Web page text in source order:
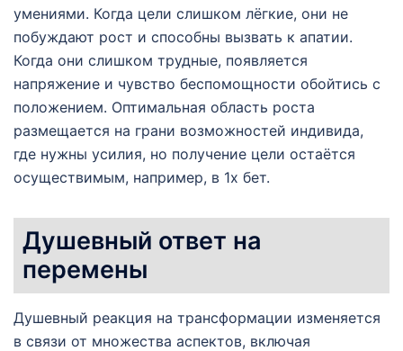
умениями. Когда цели слишком лёгкие, они не
побуждают рост и способны вызвать к апатии.
Когда они слишком трудные, появляется
напряжение и чувство беспомощности обойтись с
положением. Оптимальная область роста
размещается на грани возможностей индивида,
где нужны усилия, но получение цели остаётся
осуществимым, например, в 1х бет.
Душевный ответ на
перемены
Душевный реакция на трансформации изменяется
в связи от множества аспектов, включая